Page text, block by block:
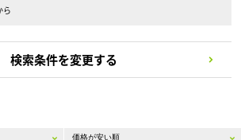
ら
検索条件を変更する